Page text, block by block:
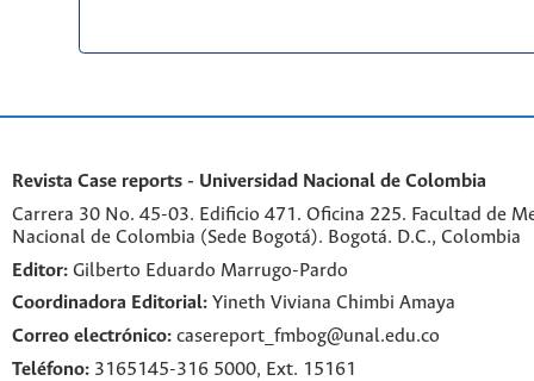
Revista Case reports - Universidad Nacional de Colombia
Carrera 30 No. 45-03. Edificio 471. Oficina 225. Facultad de
Nacional de Colombia (Sede Bogotá). Bogotá. D.C., Colombia
Editor: Gilberto Eduardo Marrugo-Pardo
Coordinadora Editorial: Yineth Viviana Chimbi Amaya
Correo electrónico: casereport_fmbog@unal.edu.co
Teléfono: 3165145-316 5000, Ext. 15161